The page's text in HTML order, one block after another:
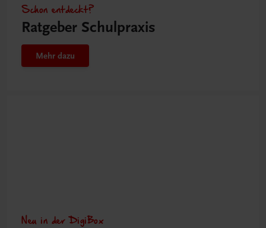
Schon entdeckt?
Ratgeber Schulpraxis
Mehr dazu
Neu in der DigiBox